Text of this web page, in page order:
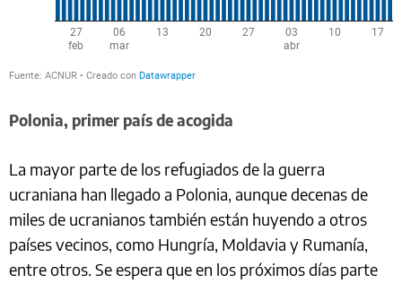
Polonia, primer país de acogida
La mayor parte de los refugiados de la guerra
ucraniana han llegado a Polonia, aunque decenas de
miles de ucranianos también están huyendo a otros
países vecinos, como Hungría, Moldavia y Rumanía,
entre otros. Se espera que en los próximos días parte